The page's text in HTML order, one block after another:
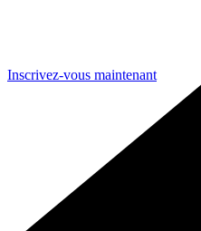
Inscrivez-vous maintenant